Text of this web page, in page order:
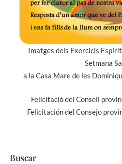
Imatges dels Exercicis
Setmana
a la Casa Mare de les
Felicitació del Consell
Felicitación del Consejo
Buscar